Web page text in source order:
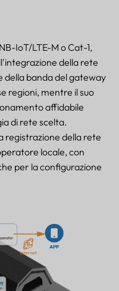
IoT/LTE-M o Cat-1,
della rete
della banda del gateway
regioni, mentre il suo
affidabile
di rete scelta.
registrazione della rete
locale, con
per la configurazione